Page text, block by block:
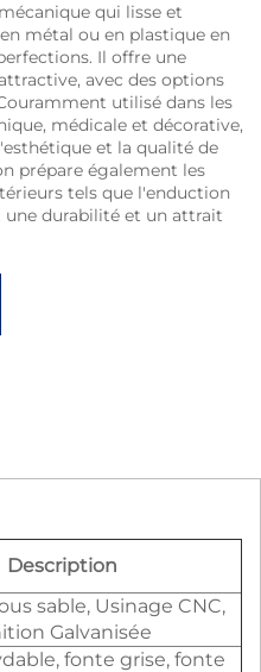
qui lisse et
métal ou en plastique en
Il offre une
avec des options
utilisé dans les
médicale et décorative,
et la qualité de
prépare également les
tels que l'enduction
durabilité et un attrait
Description
sable, Usinage CNC,
Galvanisée
fonte grise, fonte